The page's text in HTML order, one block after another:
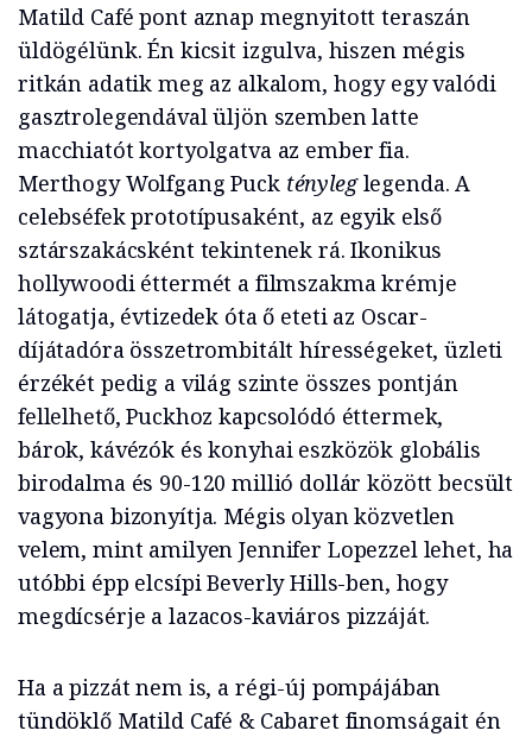
Matild Café pont aznap megnyitott teraszán
üldögélünk. Én kicsit izgulva, hiszen mégis
ritkán adatik meg az alkalom, hogy egy valódi
gasztrolegendával üljön szemben latte
macchiatót kortyolgatva az ember fia.
Merthogy Wolfgang Puck tényleglegenda. A
celebséfek prototípusaként, az egyik első
sztárszakácsként tekintenek rá. Ikonikus
hollywoodi éttermét a filmszakma krémje
látogatja, évtizedek óta ő eteti az Oscar-
díjátadóra összetrombitált hírességeket, üzleti
érzékét pedig a világ szinte összes pontján
fellelhető, Puckhoz kapcsolódó éttermek,
bárok, kávézók és konyhai eszközök globális
birodalma és 90-120 millió dollár között becsült
vagyona bizonyítja. Mégis olyan közvetlen
velem, mint amilyen Jennifer Lopezzel lehet, ha
utóbbi épp elcsípi Beverly Hills-ben, hogy
megdícsérje a lazacos-kaviáros pizzáját.
Ha a pizzát nem is, a régi-új pompájában
tündöklő Matild Café & Cabaret finomságait én